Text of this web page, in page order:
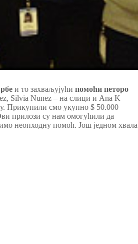
и то захваљујући помоћи петоро
Silvia Nunez – на слици и Ana K
Прикупили смо укупно $ 50.000
прилози су нам омогућили да
неопходну помоћ. Још једном хвала